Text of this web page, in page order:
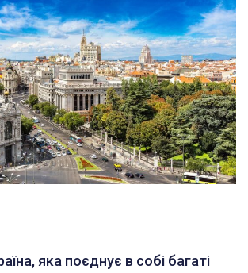
яка поєднує в собі багаті